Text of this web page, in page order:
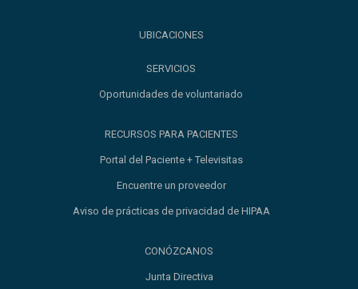
UBICACIONES
SERVICIOS
Oportunidades de voluntariado
RECURSOS PARA PACIENTES
Portal del Paciente + Televisitas
Encuentre un proveedor
Aviso de prácticas de privacidad de HIPAA
CONÓZCANOS
Junta Directiva